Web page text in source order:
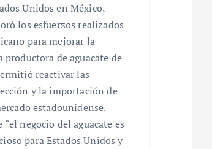
Unidos en México,
los esfuerzos realizados
para mejorar la
productora de aguacate de
reactivar las
y la importación de
estadounidense.
“el negocio del aguacate es
para Estados Unidos y